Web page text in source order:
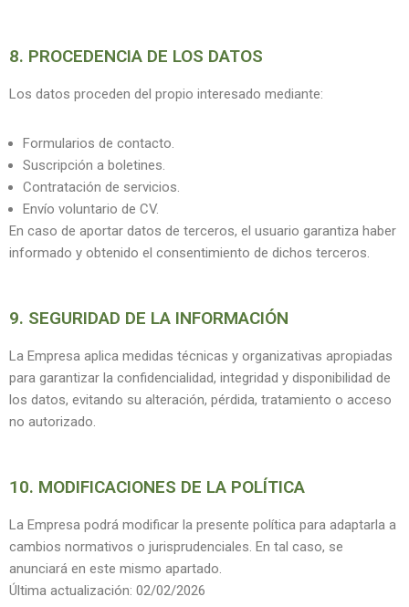
8. PROCEDENCIA DE LOS DATOS
Los datos proceden del propio interesado mediante:
Formularios de contacto.
Suscripción a boletines.
Contratación de servicios.
Envío voluntario de CV.
En caso de aportar datos de terceros, el usuario garantiza haber
informado y obtenido el consentimiento de dichos terceros.
9. SEGURIDAD DE LA INFORMACIÓN
La Empresa aplica medidas técnicas y organizativas apropiadas
para garantizar la confidencialidad, integridad y disponibilidad de
los datos, evitando su alteración, pérdida, tratamiento o acceso
no autorizado.
10. MODIFICACIONES DE LA POLÍTICA
La Empresa podrá modificar la presente política para adaptarla a
cambios normativos o jurisprudenciales. En tal caso, se
anunciará en este mismo apartado.
Última actualización: 02/02/2026